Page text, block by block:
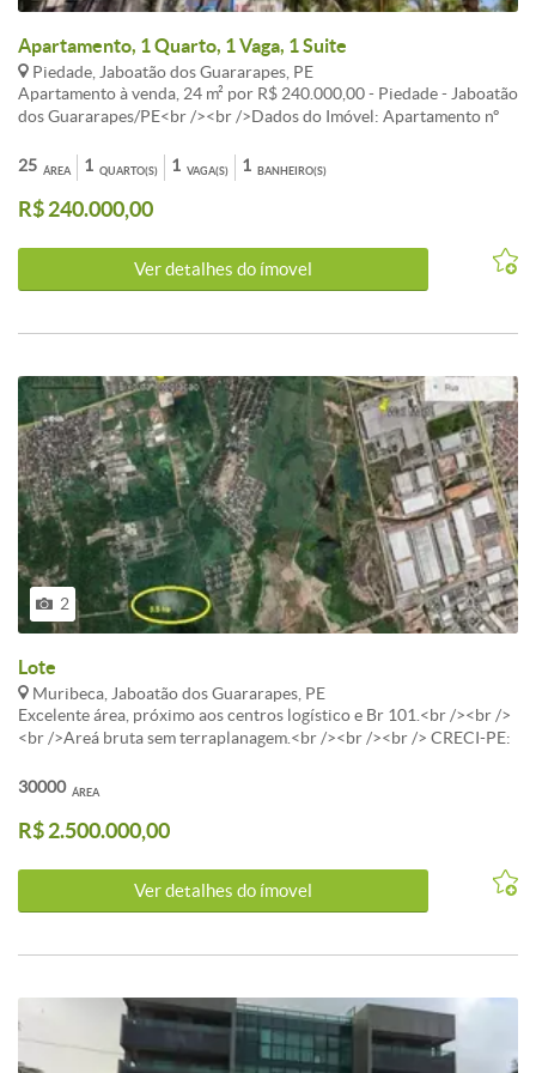
Apartamento, 1 Quarto, 1 Vaga, 1 Suite
Piedade, Jaboatão dos Guararapes, PE
Apartamento à venda, 24 m² por R$ 240.000,00 - Piedade - Jaboatão
dos Guararapes/PE<br /><br />Dados do Imóvel: Apartamento nº
TOWERS DOUBLE REVERSE FLAT, sito à Avenida Beira Mar, nº 550,
em Piedade, deste município, composto de quarto, sanitário,
vestíbulo e varanda, com a área total de construção de 53,90m²,
ideal do terreno de 7,19m², sendo 3,90m² de terreno próprio e
3,29m²<br /><br />
ÁREA
25 QUARTO(S)
1 VAGA(S)
1 BANHEIRO(S)
1
R$ 240.000,00
Ver detalhes do ímovel
2
Lote
Muribeca, Jaboatão dos Guararapes, PE
Excelente área, próximo aos centros logístico e Br 101.<br /><br />
<br />Areá bruta sem terraplanagem.<br /><br /><br /> CRECI-PE:
ÁREA
30000
R$ 2.500.000,00
Ver detalhes do ímovel